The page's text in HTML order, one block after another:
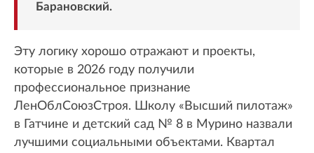
Барановский.
Эту логику хорошо отражают и проекты,
которые в 2026 году получили
профессиональное признание
ЛенОблСоюзСтроя. Школу «Высший пилотаж»
в Гатчине и детский сад № 8 в Мурино назвали
лучшими социальными объектами. Квартал